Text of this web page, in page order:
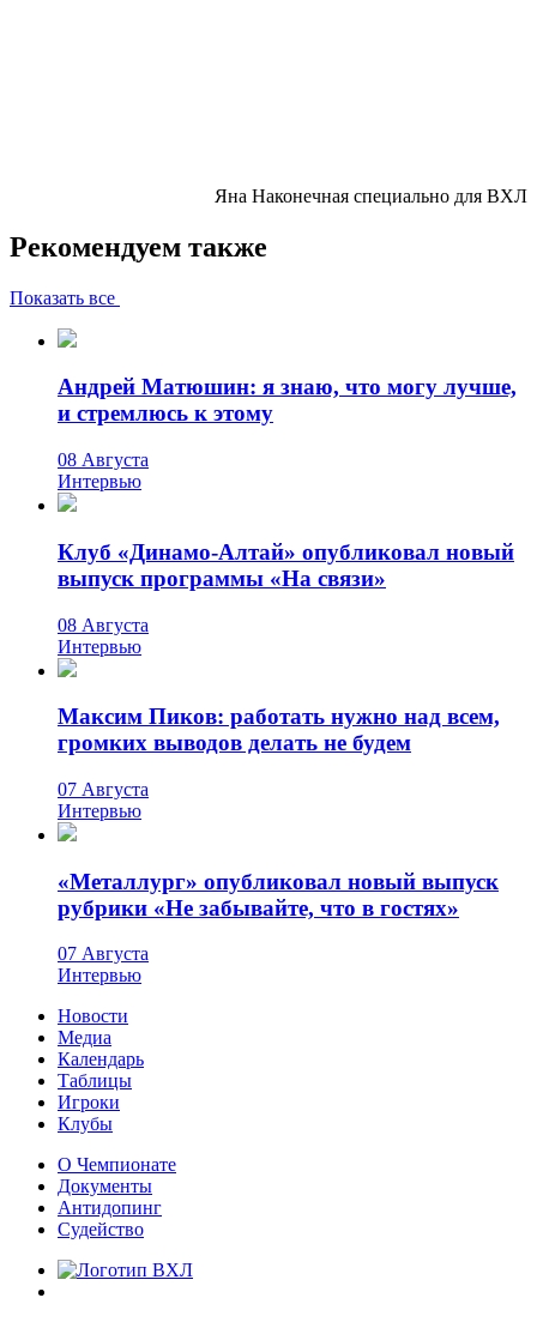
Яна Наконечная специально для ВХЛ
Рекомендуем также
Показать все
Андрей Матюшин: я знаю, что могу лучше,
и стремлюсь к этому
08 Августа
Интервью
Клуб «Динамо-Алтай» опубликовал новый
выпуск программы «На связи»
08 Августа
Интервью
Максим Пиков: работать нужно над всем,
громких выводов делать не будем
07 Августа
Интервью
«Металлург» опубликовал новый выпуск
рубрики «Не забывайте, что в гостях»
07 Августа
Интервью
Новости
Медиа
Календарь
Таблицы
Игроки
Клубы
О Чемпионате
Документы
Антидопинг
Судейство